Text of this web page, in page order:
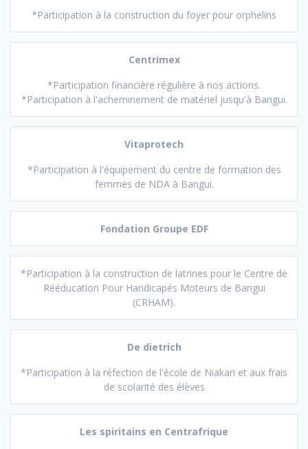
*Participation à la construction du foyer pour orphelins
Centrimex
*Participation financière régulière à nos actions.
*Participation à l'acheminement de matériel jusqu'à Bangui.
Vitaprotech
*Participation à l'équipement du centre de formation des
femmes de NDA à Bangui.
Fondation Groupe EDF
*Participation à la construction de latrines pour le Centre de
Rééducation Pour Handicapés Moteurs de Bangui
(CRHAM).
De dietrich
*Participation à la réfection de l'école de Niakari et aux frais
de scolarité des élèves
Les spiritains en Centrafrique